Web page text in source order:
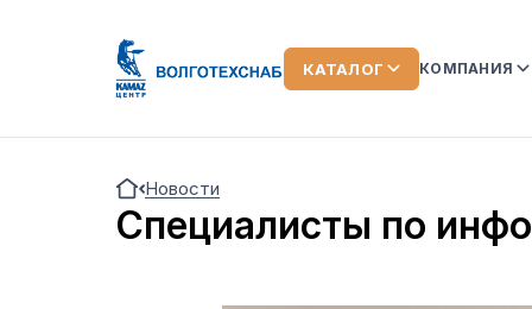
КАТАЛОГ КОМПАНИЯ
ЛИЗИНГ
Новости
Специалисты по